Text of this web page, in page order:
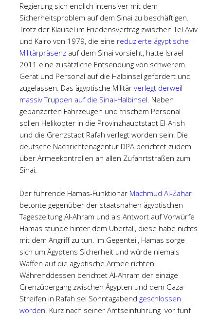
Regierung sich endlich intensiver mit dem
Sicherheitsproblem auf dem Sinai zu beschäftigen.
Trotz der Klausel im Friedensvertrag zwischen Tel Aviv
und Kairo von 1979, die eine reduzierte ägyptische
Militärpräsenz auf dem Sinai vorsieht, hatte Israel
2011 eine zusätzliche Entsendung von schwerem
Gerät und Personal auf die Halbinsel gefordert und
zugelassen. Das ägyptische Militär verlegt derweil
massiv Truppen auf die Sinai-Halbinsel . Neben
gepanzerten Fahrzeugen und frischem Personal
sollen Helikopter in die Provinzhauptstadt El-Arish
und die Grenzstadt Rafah verlegt worden sein. Die
deutsche Nachrichtenagentur DPA berichtet zudem
über Armeekontrollen an allen Zufahrtstraßen zum
Sinai.
Der führende Hamas-Funktionär Machmud Al-Zahar
betonte gegenüber der staatsnahen ägyptischen
Tageszeitung Al-Ahram und als Antwort auf Vorwürfe
Hamas stünde hinter dem Überfall, diese habe nichts
mit dem Angriff zu tun. Im Gegenteil, Hamas sorge
sich um Ägyptens Sicherheit und würde niemals
Waffen auf die ägyptische Armee richten.
Währenddessen berichtet Al-Ahram der einzige
Grenzübergang zwischen Ägypten und dem Gaza-
Streifen in Rafah sei Sonntagabend geschlossen
worden . Kurz nach seiner Amtseinführung vor fünf